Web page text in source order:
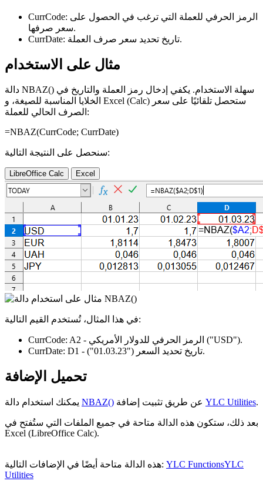
CurrCode:
سعر صرفها.
CurrDate:
تاريخ تحديد سعر صرف العملة.
مثال على الاستخدام
دالة NBAZ() سهلة الاستخدام. يكفي إدخال رمز العملة والتاريخ في
الخلايا المناسبة للصيغة، و Excel (Calc) ستحصل تلقائيًا على سعر
الصرف الحالي للعملة:
=NBAZ(CurrCode; CurrDate)
سنحصل على النتيجة التالية:
LibreOffice Calc Excel
في هذا المثال، تُستخدم القيم التالية:
CurrCode: A2 ("USD").
CurrDate: D1 - تاريخ تحديد السعر ("01.03.23") .
تحميل الإضافة
NBAZ() YLC Utilities.
بعد ذلك، ستكون هذه الدالة متاحة في جميع الملفات التي ستُفتح في
Excel (LibreOffice Calc).
هذه الدالة متاحة أيضًا في الإضافات التالية: YLC FunctionsYLC
Utilities